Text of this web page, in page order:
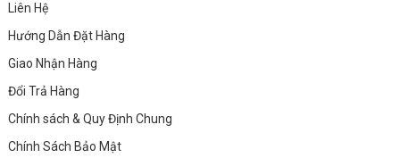
Liên Hệ
Hướng Dẫn Đặt Hàng
Giao Nhận Hàng
Đổi Trả Hàng
Chính sách & Quy Định Chung
Chính Sách Bảo Mật